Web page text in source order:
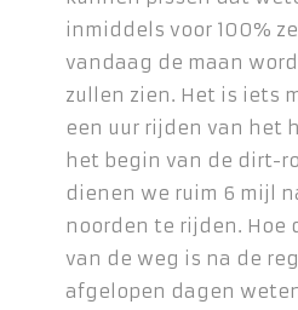
inmiddels voor 100%
vandaag de maan
zullen zien. Het is iets
een uur rijden van het
het begin van de dirt-
dienen we ruim 6 mijl
noorden te rijden. Hoe
van de weg is na de
afgelopen dagen